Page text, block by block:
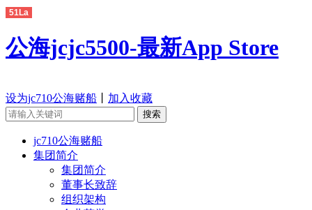
51La
公海jcjc5500-最新App Store
设为jc710公海赌船 加入收藏
jc710公海赌船
集团简介
集团简介
董事长致辞
组织架构